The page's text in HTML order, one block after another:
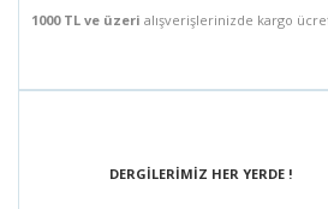
1000 TL ve üzeri alışverişlerinizde kargo
DERGİLERİMİZ HER YERDE !